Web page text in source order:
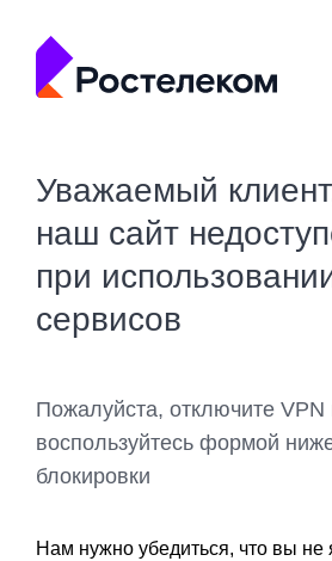
Уважаемый
наш сайт
при
сервисов
Пожалуйста, отключите VPN
воспользуйтесь формой
блокировки
Нам нужно убедиться, что вы не